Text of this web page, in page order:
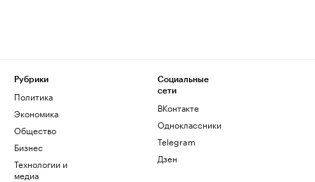
Рубрики
Политика
Экономика
Общество
Бизнес
Технологии и
медиа
Социальные
сети
ВКонтакте
Одноклассники
Telegram
Дзен